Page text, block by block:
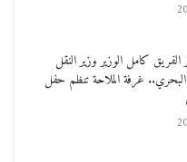
كامل الوزير وزير النقل
غرفة الملاحة تنظم حفل